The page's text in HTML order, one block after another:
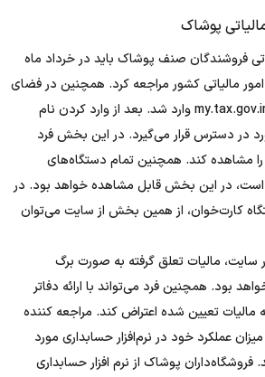
پوشاک
فروشندگان صنف پوشاک باید در خرداد ماه
مالیاتی کشور مراجعه کرد. همچنین در فضای
مجازی می‌توان به آدرس my.tax.gov.ir وارد شد. بعد از وارد کردن نام
در دسترس قرار می‌گیرد. در این بخش فرد
مشاهده کند. همچنین تمام دستگاه‌های
است، در این بخش قابل مشاهده خواهد بود. در
کارت‌خوان، از همین بخش از سایت می‌توان
سایت، مالیات تعلق گرفته به صورت برگ
بود. همچنین فرد می‌تواند با ارائه دفاتر
مالیات تعیین شده اعتراض کند. مراجعه کننده
عملکرد خود در نرم‌افزار حسابداری مورد
پوشاک از نرم افزار حسابداری